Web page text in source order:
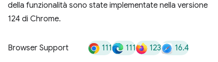
della funzionalità sono state implementate nella versione
124 di Chrome.
Browser Support 111 111 123 16.4